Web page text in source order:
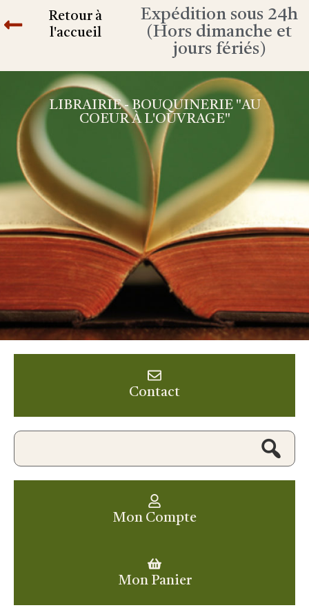
Retour à
l'accueil
Expédition sous 24h
(Hors dimanche et
jours fériés)
LIBRAIRIE - BOUQUINERIE "AU
COEUR À L'OUVRAGE"
Contact
Mon Compte
Mon Panier